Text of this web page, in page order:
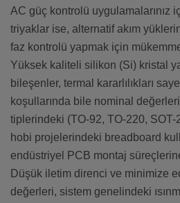
AC güç kontrolü uygulamalarınız
triyaklar ise, alternatif akım
faz kontrolü yapmak için
Yüksek kaliteli silikon (Si) kristal
bileşenler, termal kararlılıkları
koşullarında bile nominal
tiplerindeki (TO-92, TO-220, SOT-
hobi projelerindeki breadboard
endüstriyel PCB montaj
Düşük iletim direnci ve minimize
değerleri, sistem genelindeki